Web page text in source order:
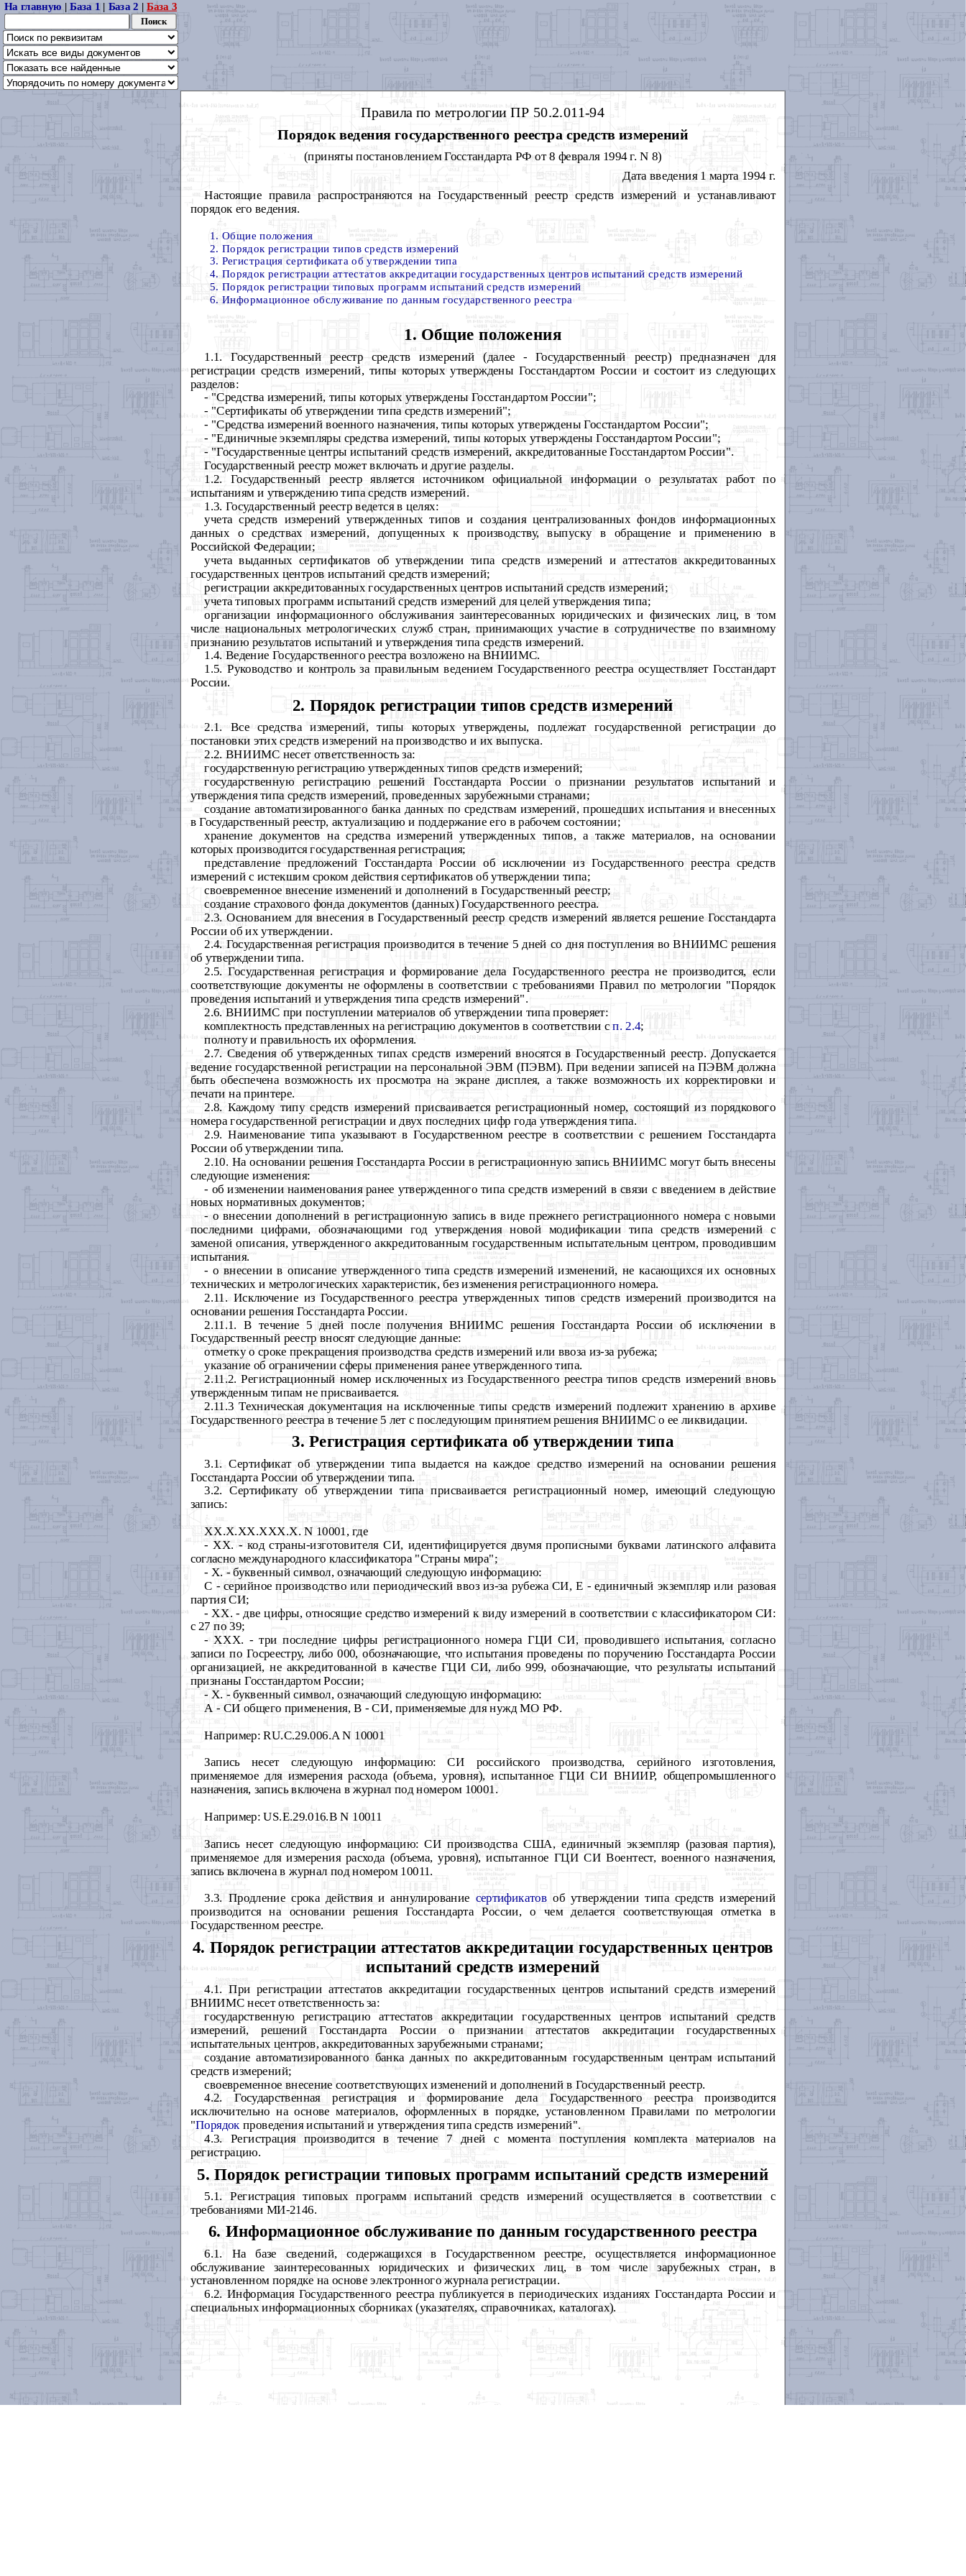
На главную |База 1 | База 2 |База 3
Правила по метрологии ПР 50.2.011-94
Порядок ведения государственного реестра средств измерений
(приняты постановлением Госстандарта РФ от 8 февраля 1994 г. N 8)
Дата введения 1 марта 1994 г.
Настоящие правила распространяются на Государственный реестр средств измерений и устанавливают
порядок его ведения.
1. Общие положения
2. Порядок регистрации типов средств измерений
3. Регистрация сертификата об утверждении типа
4. Порядок регистрации аттестатов аккредитации государственных центров испытаний средств измерений
5. Порядок регистрации типовых программ испытаний средств измерений
6. Информационное обслуживание по данным государственного реестра
1. Общие положения
1.1. Государственный реестр средств измерений (далее - Государственный реестр) предназначен для
регистрации средств измерений, типы которых утверждены Госстандартом России и состоит из следующих
разделов:
- "Средства измерений, типы которых утверждены Госстандартом России";
- "Сертификаты об утверждении типа средств измерений";
- "Средства измерений военного назначения, типы которых утверждены Госстандартом России";
- "Единичные экземпляры средства измерений, типы которых утверждены Госстандартом России";
- "Государственныецентры испытаний средств измерений, аккредитованные Госстандартом России".
Государственный реестр может включать и другие разделы.
1.2. Государственный реестр является источником официальной информации о результатах работ по
испытаниям и утверждению типа средств измерений.
1.3. Государственный реестр ведется в целях:
учета средств измерений утвержденных типов и создания централизованных фондов информационных
данных о средствах измерений, допущенных к производству, выпуску в обращение и применению в
Российской Федерации;
учета выданных сертификатов об утверждении типа средств измерений и аттестатов аккредитованных
государственных центров испытаний средств измерений;
регистрации аккредитованных государственных центров испытаний средств измерений;
учета типовых программ испытаний средств измерений для целей утверждения типа;
организации информационного обслуживания заинтересованных юридических и физических лиц, в том
числе национальных метрологических служб стран, принимающих участие в сотрудничестве по взаимному
признанию результатов испытаний и утверждения типа средств измерений.
1.4. Ведение Государственного реестра возложено на ВНИИМС.
1.5. Руководство и контроль за правильным ведением Государственного реестра осуществляет Госстандарт
России.
2. Порядок регистрации типов средств измерений
2.1. Все средства измерений, типы которых утверждены, подлежат государственной регистрации до
постановки этих средств измерений на производство и их выпуска.
2.2. ВНИИМС несет ответственность за:
государственную регистрацию утвержденных типов средств измерений;
государственную регистрацию решений Госстандарта России о признании результатов испытаний и
утверждения типа средств измерений, проведенных зарубежными странами;
создание автоматизированного банка данных по средствам измерений, прошедших испытания и внесенных
в Государственный реестр, актуализацию и поддержание его в рабочем состоянии;
хранение документов на средства измерений утвержденных типов, а также материалов, на основании
которых производится государственная регистрация;
представление предложений Госстандарта России об исключении из Государственного реестра средств
измерений с истекшим сроком действия сертификатов об утверждении типа;
своевременное внесение изменений и дополнений в Государственный реестр;
создание страхового фонда документов (данных) Государственного реестра.
2.3. Основанием для внесения в Государственный реестр средств измерений является решение Госстандарта
России об их утверждении.
2.4.Государственная регистрация производится в течение 5 дней со дня поступления во ВНИИМС решения
об утверждении типа.
2.5. Государственная регистрация и формирование дела Государственного реестра не производится, если
соответствующие документы не оформлены в соответствии с требованиями Правил по метрологии "Порядок
проведения испытаний и утверждения типа средств измерений".
2.6. ВНИИМС при поступлении материалов об утверждении типа проверяет:
комплектность представленных на регистрацию документов в соответствии сп. 2.4;
полноту и правильность их оформления.
2.7. Сведения об утвержденных типах средств измерений вносятся в Государственный реестр. Допускается
ведение государственной регистрации на персональной ЭВМ (ПЭВМ). При ведении записей на ПЭВМ должна
быть обеспечена возможность их просмотра на экране дисплея, а также возможность их корректировки и
печати на принтере.
2.8. Каждому типу средств измерений присваивается регистрационный номер, состоящий из порядкового
номера государственной регистрации и двух последних цифр года утверждения типа.
2.9. Наименование типа указывают в Государственном реестре в соответствии с решением Госстандарта
России об утверждении типа.
2.10. На основании решения Госстандарта России в регистрационную запись ВНИИМС могут быть внесены
следующие изменения:
- об изменении наименования ранее утвержденного типа средств измерений в связи с введением в действие
новых нормативных документов;
- о внесении дополнений в регистрационную запись в виде прежнего регистрационного номера с новыми
последними цифрами, обозначающими год утверждения новой модификации типа средств измерений с
заменой описания, утвержденного аккредитованным государственным испытательным центром, проводившим
испытания.
- о внесении в описание утвержденного типа средств измерений изменений, не касающихся их основных
технических и метрологических характеристик, без изменения регистрационного номера.
2.11. Исключение из Государственного реестра утвержденных типов средств измерений производится на
основании решения Госстандарта России.
2.11.1. В течение 5 дней после получения ВНИИМС решения Госстандарта России об исключении в
Государственный реестр вносят следующие данные:
отметку о сроке прекращения производства средств измерений или ввоза из-за рубежа;
указание об ограничении сферы применения ранее утвержденного типа.
2.11.2. Регистрационный номер исключенных из Государственного реестра типов средств измерений вновь
утвержденным типам не присваивается.
2.11.3 Техническая документация на исключенные типы средств измерений подлежит хранению в архиве
Государственного реестра в течение 5 лет с последующим принятием решения ВНИИМС о ее ликвидации.
3. Регистрация сертификата об утверждении типа
3.1. Сертификат об утверждении типа выдается на каждое средство измерений на основании решения
Госстандарта России об утверждении типа.
3.2. Сертификату об утверждении типа присваивается регистрационный номер, имеющий следующую
запись:
ХХ.Х.ХХ.ХХХ.Х. N 10001, где
- ХХ. - код страны-изготовителя СИ, идентифицируется двумя прописными буквами латинского алфавита
согласно международного классификатора "Страны мира";
- Х. - буквенный символ, означающий следующую информацию:
С - серийное производство или периодический ввоз из-за рубежа СИ, Е - единичный экземпляр или разовая
партия СИ;
- ХХ. - две цифры, относящие средство измерений к виду измерений в соответствии с классификатором СИ:
с 27 по 39;
- ХХХ. - три последние цифры регистрационного номера ГЦИ СИ, проводившего испытания, согласно
записи по Госреестру, либо 000, обозначающие, что испытания проведены по поручению Госстандарта России
организацией, не аккредитованной в качестве ГЦИ СИ, либо 999, обозначающие, что результаты испытаний
признаны Госстандартом России;
- Х. - буквенный символ, означающий следующую информацию:
А - СИ общего применения, В - СИ, применяемые для нужд МО РФ.
Например: RU.C.29.006.A N 10001
Запись несет следующую информацию: СИ российского производства, серийного изготовления,
применяемое для измерения расхода (объема, уровня), испытанное ГЦИ СИ ВНИИР, общепромышленного
назначения, запись включена в журнал под номером 10001.
Например: US.E.29.016.B N 10011
Запись несет следующую информацию: СИ производства США, единичный экземпляр (разовая партия),
применяемое для измерения расхода (объема, уровня), испытанное ГЦИ СИ Воентест, военного назначения,
запись включена в журнал под номером 10011.
3.3. Продление срока действия и аннулирование сертификатов об утверждении типа средств измерений
производится на основании решения Госстандарта России, о чем делается соответствующая отметка в
Государственном реестре.
4. Порядок регистрации аттестатов аккредитации государственных центров
испытаний средств измерений
4.1. При регистрации аттестатов аккредитации государственных центров испытаний средств измерений
ВНИИМС несет ответственность за:
государственную регистрацию аттестатов аккредитации государственных центров испытаний средств
измерений, решений Госстандарта России о признании аттестатов аккредитации государственных
испытательных центров, аккредитованных зарубежными странами;
создание автоматизированного банка данных по аккредитованным государственным центрам испытаний
средств измерений;
своевременное внесение соответствующих изменений и дополнений в Государственный реестр.
4.2. Государственная регистрация и формирование дела Государственного реестра производится
исключительно на основе материалов, оформленных в порядке, установленном Правилами по метрологии
"Порядок проведения испытаний и утверждения типа средств измерений".
4.3. Регистрация производится в течение 7 дней с момента поступления комплекта материалов на
регистрацию.
5. Порядок регистрации типовых программ испытаний средств измерений
5.1. Регистрация типовых программ испытаний средств измерений осуществляется в соответствии с
требованиями МИ-2146.
6. Информационное обслуживание по данным государственного реестра
6.1. На базе сведений, содержащихся в Государственном реестре, осуществляется информационное
обслуживание заинтересованных юридических и физических лиц, в том числе зарубежных стран, в
установленном порядке на основе электронного журнала регистрации.
6.2. Информация Государственного реестра публикуется в периодических изданиях Госстандарта России и
специальных информационных сборниках (указателях, справочниках, каталогах).